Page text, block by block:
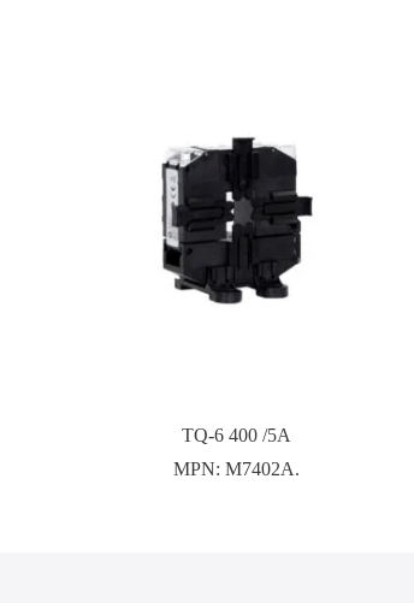
TQ-6 400 /5A
MPN: M7402A.